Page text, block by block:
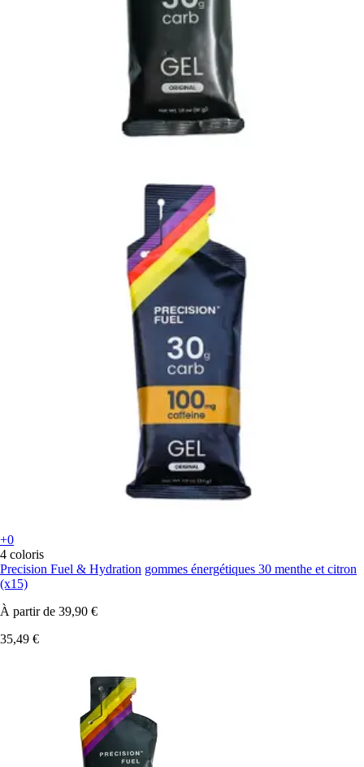
+0
4 coloris
Precision Fuel & Hydration gommes énergétiques 30 menthe et citron
(x15)
À partir de 39,90 €
35,49 €